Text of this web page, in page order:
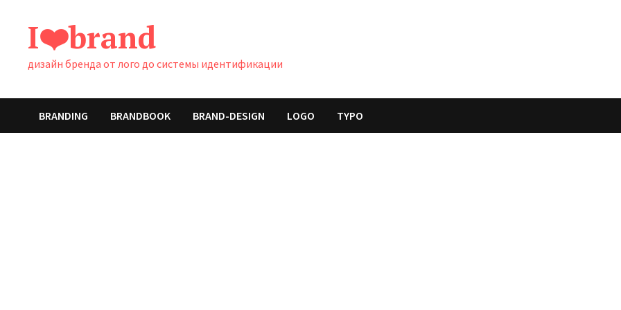
содержимому
I❤️brand
дизайн бренда от лого до системы идентификации
BRANDING BRANDBOOK BRAND-DESIGN LOGO TYPO